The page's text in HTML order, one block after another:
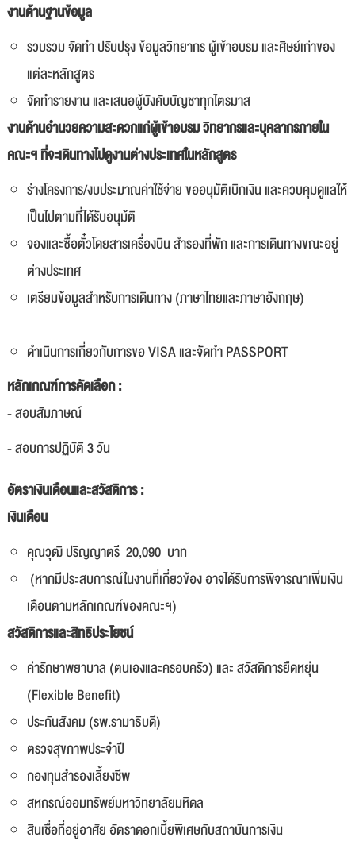
งานด้านฐานข้อมูล
รวบรวม จัดทำ ปรับปรุง ข้อมูลวิทยากร ผู้เข้าอบรม และศิษย์เก่าของ
แต่ละหลักสูตร
จัดทำรายงาน และเสนอผู้บังคับบัญชาทุกไตรมาส
งานด้านอำนวยความสะดวกแก่ผู้เข้าอบรม วิทยากรและบุคลากรภายใน
คณะฯ ที่จะเดินทางไปดูงานต่างประเทศในหลักสูตร
ร่างโครงการ/งบประมาณค่าใช้จ่าย ขออนุมัติเบิกเงิน และควบคุมดูแลให้
เป็นไปตามที่ได้รับอนุม้ติ
จองและซื้อตั๋วโดยสารเครื่องบิน สำรองที่พัก และการเดินทางขณะอยู่
ต่างประเทศ
เตรียมข้อมูลสำหรับการเดินทาง (ภาษาไทยและภาษาอังกฤษ)
ดำเนินการเกี่ยวกับการขอ VISA และจัดทำ PASSPORT
หลักเกณฑ์การคัดเลือก :
- สอบสัมภาษณ์
- สอบการปฏิบัติ 3 วัน
อัตราเงินเดือนและสวัสดิการ :
เงินเดือน
คุณวุฒิ ปริญญาตรี 20,090 บาท
(หากมีประสบการณ์ในงานที่เกี่ยวข้อง อาจได้รับการพิจารณาเพิ่มเงิน
เดือนตามหลักเกณฑ์ของคณะฯ)
สวัสดิการและสิทธิประโยชน์
ค่ารักษาพยาบาล (ตนเองและครอบครัว) และ สวัสดิการยืดหยุ่น
(Flexible Benefit)
ประกันสังคม (รพ.รามาธิบดี)
ตรวจสุขภาพประจำปี
กองทุนสำรองเลี้ยงชีพ
สหกรณ์ออมทรัพย์มหาวิทยาลัยมหิดล
สินเชื่อที่อยู่อาศัย อัตราดอกเบี้ยพิเศษกับสถาบันการเงิน